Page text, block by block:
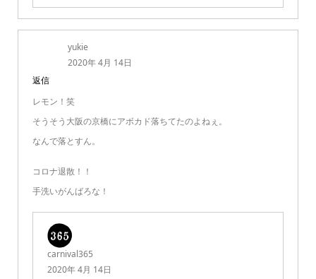
yukie
2020年 4月 14日
返信
レモン！笑
そうそう大阪の京橋にアボカド落ちてたのよねぇ。
なんで落とすん。
コロナ退散！！
手洗いがんばろな！
carnival365
2020年 4月 14日